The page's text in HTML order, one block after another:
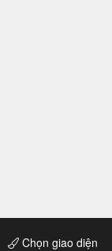
Chọn giao diện